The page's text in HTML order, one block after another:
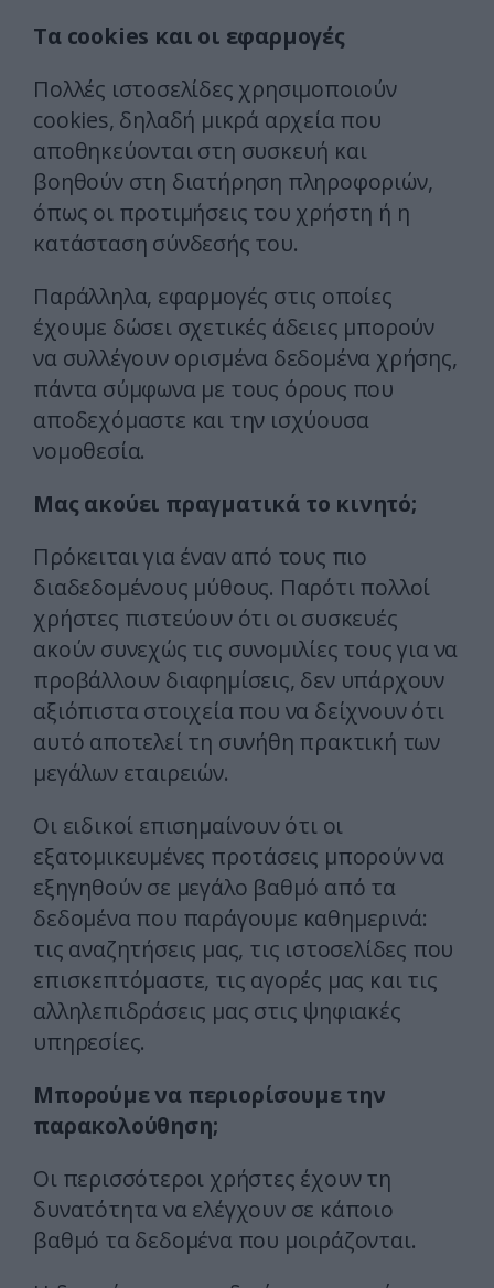
Τα cookies και οι εφαρμογές
Πολλές ιστοσελίδες χρησιμοποιούν
cookies, δηλαδή μικρά αρχεία που
αποθηκεύονται στη συσκευή και
βοηθούν στη διατήρηση πληροφοριών,
όπως οι προτιμήσεις του χρήστη ή η
κατάσταση σύνδεσής του.
Παράλληλα, εφαρμογές στις οποίες
έχουμε δώσει σχετικές άδειες μπορούν
να συλλέγουν ορισμένα δεδομένα χρήσης,
πάντα σύμφωνα με τους όρους που
αποδεχόμαστε και την ισχύουσα
νομοθεσία.
Μας ακούει πραγματικά το κινητό;
Πρόκειται για έναν από τους πιο
διαδεδομένους μύθους. Παρότι πολλοί
χρήστες πιστεύουν ότι οι συσκευές
ακούν συνεχώς τις συνομιλίες τους για να
προβάλλουν διαφημίσεις, δεν υπάρχουν
αξιόπιστα στοιχεία που να δείχνουν ότι
αυτό αποτελεί τη συνήθη πρακτική των
μεγάλων εταιρειών.
Οι ειδικοί επισημαίνουν ότι οι
εξατομικευμένες προτάσεις μπορούν να
εξηγηθούν σε μεγάλο βαθμό από τα
δεδομένα που παράγουμε καθημερινά:
τις αναζητήσεις μας, τις ιστοσελίδες που
επισκεπτόμαστε, τις αγορές μας και τις
αλληλεπιδράσεις μας στις ψηφιακές
υπηρεσίες.
Μπορούμε να περιορίσουμε την
παρακολούθηση;
Οι περισσότεροι χρήστες έχουν τη
δυνατότητα να ελέγχουν σε κάποιο
βαθμό τα δεδομένα που μοιράζονται.